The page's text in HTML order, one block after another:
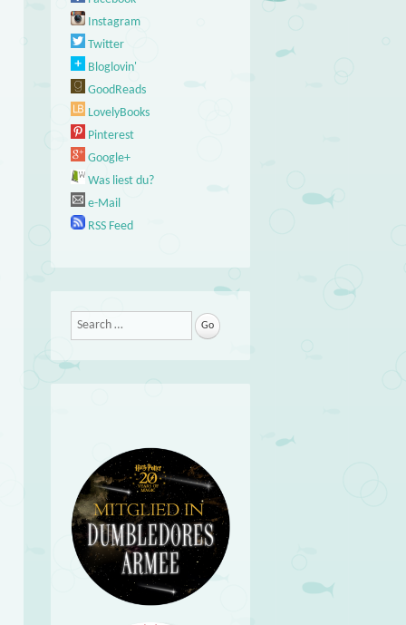
Instagram
Twitter
Bloglovin'
GoodReads
LovelyBooks
Pinterest
Google+
Was liest du?
e-Mail
RSS Feed
Search